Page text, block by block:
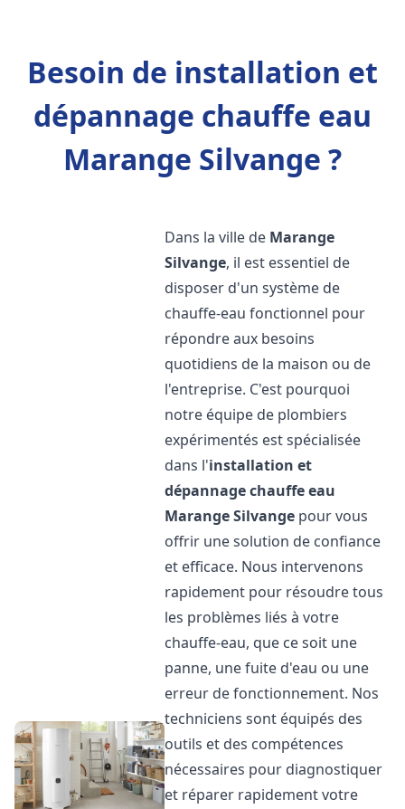
Besoin de installation et
dépannage chauffe eau
Marange Silvange ?
Dans la ville de Marange
Silvange, il est essentiel de
disposer d'un système de
chauffe-eau fonctionnel pour
répondre aux besoins
quotidiens de la maison ou de
l'entreprise. C'est pourquoi
notre équipe de plombiers
expérimentés est spécialisée
dans l'installation et
dépannage chauffe eau
Marange Silvange pour vous
offrir une solution de confiance
et efficace. Nous intervenons
rapidement pour résoudre tous
les problèmes liés à votre
chauffe-eau, que ce soit une
panne, une fuite d'eau ou une
erreur de fonctionnement. Nos
techniciens sont équipés des
outils et des compétences
nécessaires pour diagnostiquer
et réparer rapidement votre